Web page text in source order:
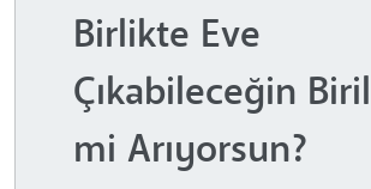
Birlikte Eve
Çıkabileceğin
mi Arıyorsun?